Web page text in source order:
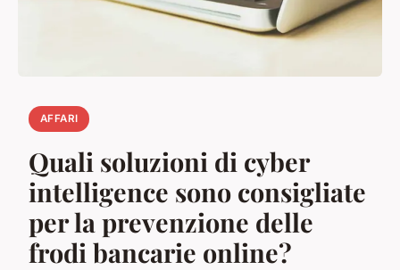
AFFARI
Quali soluzioni di cyber
intelligence sono consigliate
per la prevenzione delle
frodi bancarie online?